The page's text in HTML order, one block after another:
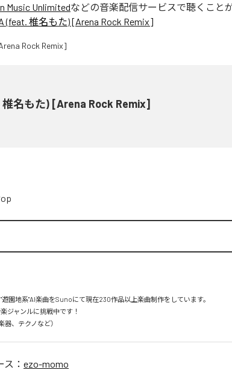
Music Unlimitedなどの音楽配信サービスで聴くこと
(feat. 椎名もた) [Arena Rock Remix]
名もた) [Arena Rock Remix]
園地系"AI楽曲をSunoにて現在230作品以上楽曲制作をしています。
ジャンルに挑戦中です！
器、テクノなど）
： ezo-momo